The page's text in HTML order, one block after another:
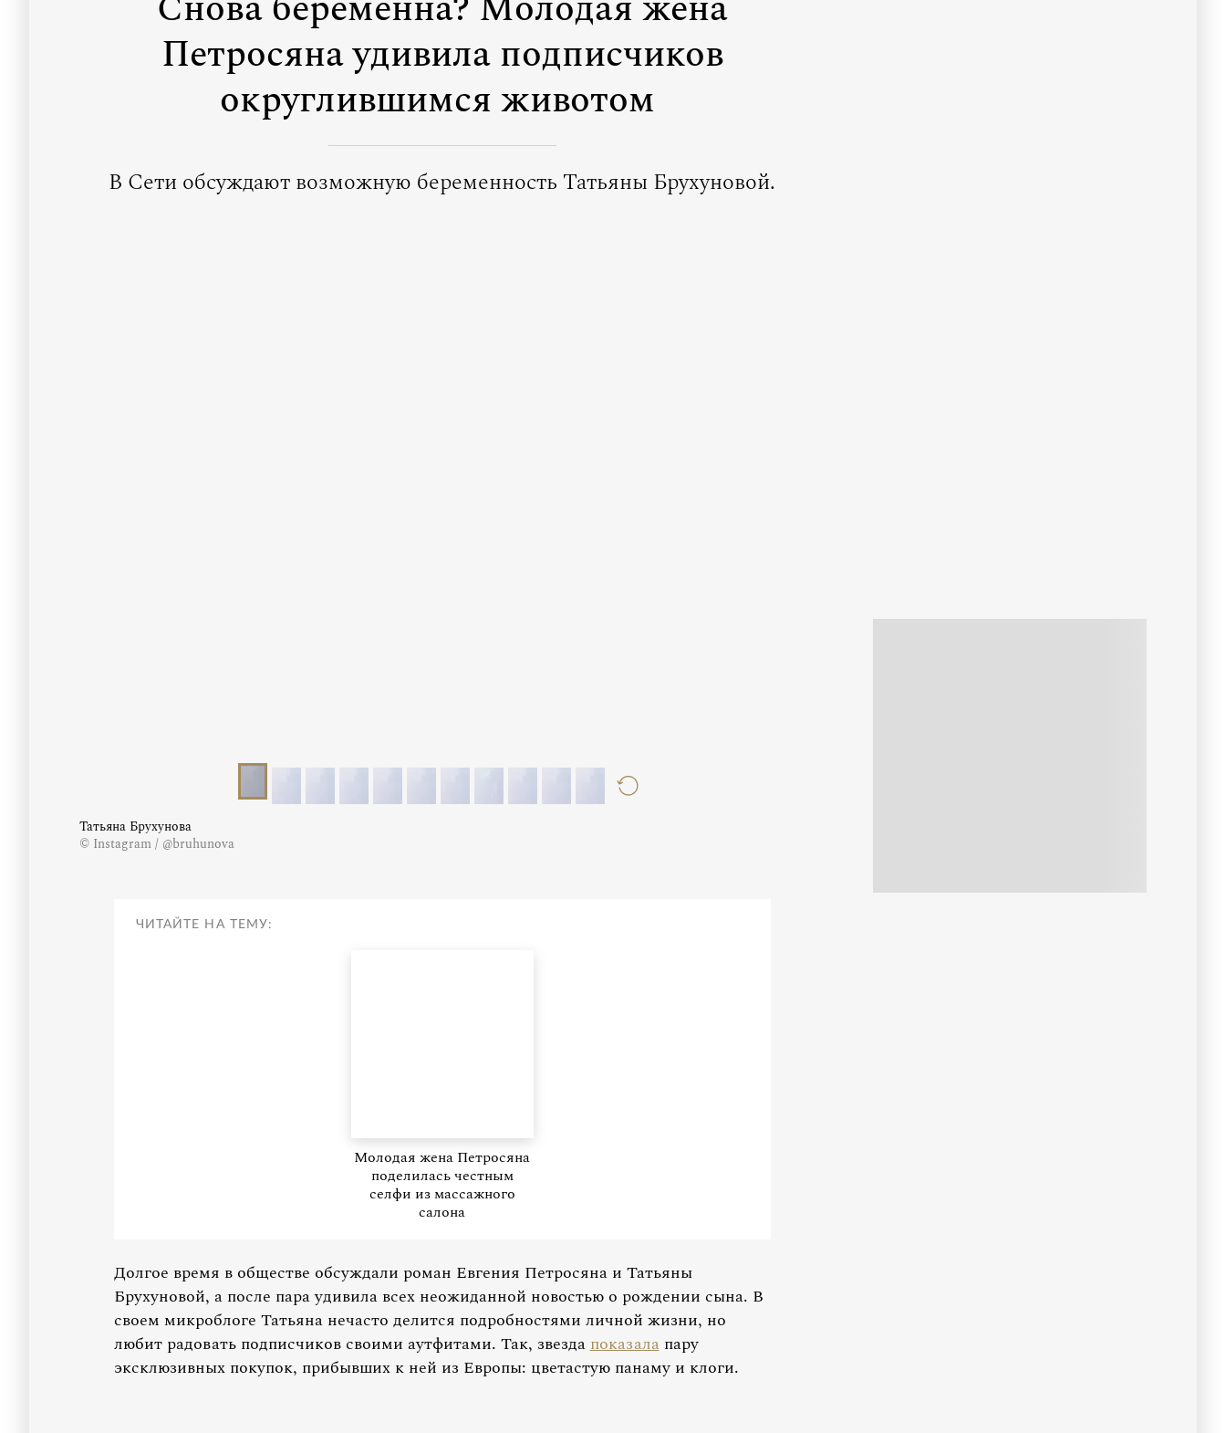
Петросяна удивила подписчиков
округлившимся животом
В Сети обсуждают возможную беременность Татьяны Брухуновой.
Татьяна Брухунова
© Instagram / @bruhunova
ЧИТАЙТЕ НА ТЕМУ:
Молодая жена Петросяна
поделилась честным
селфи из массажного
салона
Долгое время в обществе обсуждали роман Евгения Петросяна и Татьяны
Брухуновой, а после пара удивила всех неожиданной новостью о рождении сына. В
своем микроблоге Татьяна нечасто делится подробностями личной жизни, но
любит радовать подписчиков своими аутфитами. Так, звездапоказалапару
эксклюзивных покупок, прибывших к ней из Европы: цветастую панаму и клоги.